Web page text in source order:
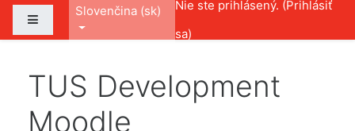
Preskočiť na hlavný obsah
Bočný panel
Slovenčina ‎(sk)‎ Nie ste prihlásený. (Prihlásiť
sa)
TUS Development
Moodle